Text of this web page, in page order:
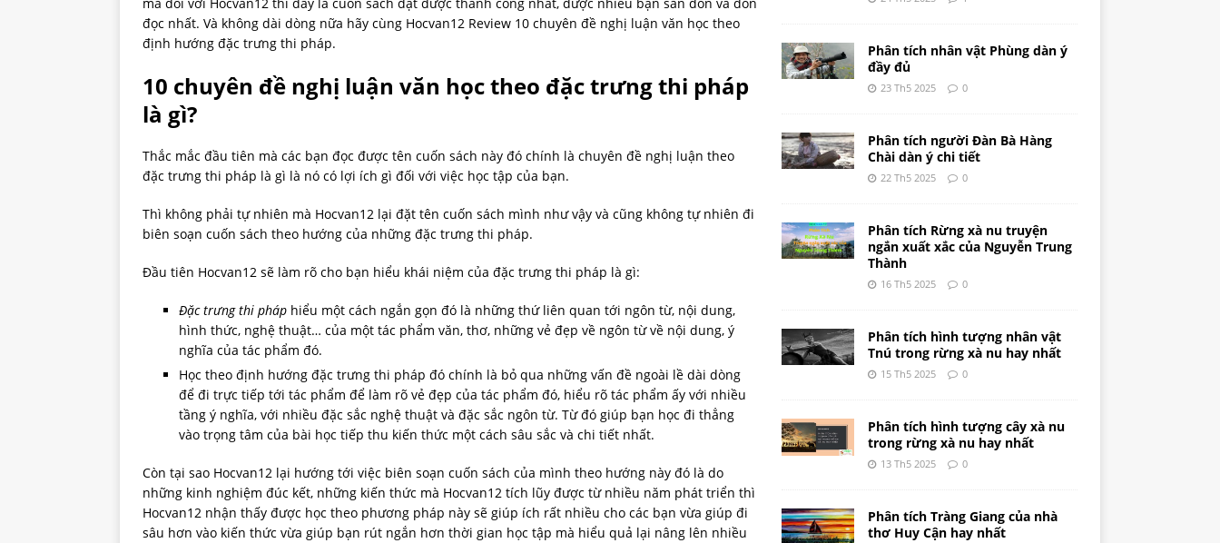
đọc nhất. Và không dài dòng nữa hãy cùng Hocvan12 Review 10 chuyên đề nghị luận văn học theo
định hướng đặc trưng thi pháp.
10 chuyên đề nghị luận văn học theo đặc trưng thi pháp
là gì?
Thắc mắc đầu tiên mà các bạn đọc được tên cuốn sách này đó chính là chuyên đề nghị luận theo
đặc trưng thi pháp là gì là nó có lợi ích gì đối với việc học tập của bạn.
Thì không phải tự nhiên mà Hocvan12 lại đặt tên cuốn sách mình như vậy và cũng không tự nhiên đi
biên soạn cuốn sách theo hướng của những đặc trưng thi pháp.
Đầu tiên Hocvan12 sẽ làm rõ cho bạn hiểu khái niệm của đặc trưng thi pháp là gì:
Đặc trưng thi pháp hiểu một cách ngắn gọn đó là những thứ liên quan tới ngôn từ, nội dung,
hình thức, nghệ thuật… của một tác phẩm văn, thơ, những vẻ đẹp về ngôn từ về nội dung, ý
nghĩa của tác phẩm đó.
Học theo định hướng đặc trưng thi pháp đó chính là bỏ qua những vấn đề ngoài lề dài dòng
để đi trực tiếp tới tác phẩm để làm rõ vẻ đẹp của tác phẩm đó, hiểu rõ tác phẩm ấy với nhiều
tầng ý nghĩa, với nhiều đặc sắc nghệ thuật và đặc sắc ngôn từ. Từ đó giúp bạn học đi thẳng
vào trọng tâm của bài học tiếp thu kiến thức một cách sâu sắc và chi tiết nhất.
Còn tại sao Hocvan12 lại hướng tới việc biên soạn cuốn sách của mình theo hướng này đó là do
những kinh nghiệm đúc kết, những kiến thức mà Hocvan12 tích lũy được từ nhiều năm phát triển thì
Hocvan12 nhận thấy được học theo phương pháp này sẽ giúp ích rất nhiều cho các bạn vừa giúp đi
sâu hơn vào kiến thức vừa giúp bạn rút ngắn hơn thời gian học tập mà hiểu quả lại nâng lên nhiều
Phân tích nhân vật Phùng dàn ý
đầy đủ
23 Th5 2025 0
Phân tích người Đàn Bà Hàng
Chài dàn ý chi tiết
22 Th5 2025 0
Phân tích Rừng xà nu truyện
ngắn xuất xắc của Nguyễn Trung
Thành
16 Th5 2025 0
Phân tích hình tượng nhân vật
Tnú trong rừng xà nu hay nhất
15 Th5 2025 0
Phân tích hình tượng cây xà nu
trong rừng xà nu hay nhất
13 Th5 2025 0
Phân tích Tràng Giang của nhà
thơ Huy Cận hay nhất